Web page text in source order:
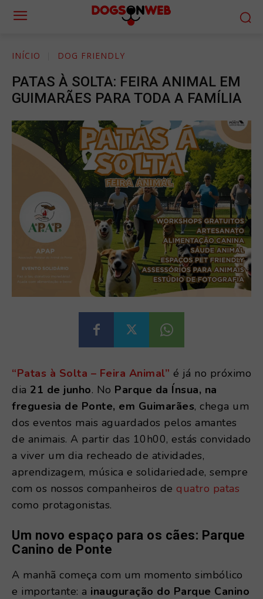
INÍCIO DOG FRIENDLY
PATAS À SOLTA: FEIRA ANIMAL EM
GUIMARÃES PARA TODA A FAMÍLIA
“Patas à Solta – Feira Animal” é já no próximo
dia 21 de junho. No Parque da Ínsua, na
freguesia de Ponte, em Guimarães, chega um
dos eventos mais aguardados pelos amantes
de animais. A partir das 10h00, estás convidado
a viver um dia recheado de atividades,
aprendizagem, música e solidariedade, sempre
com os nossos companheiros de quatro patas
como protagonistas.
Um novo espaço para os cães: Parque
Canino de Ponte
A manhã começa com um momento simbólico
e importante: a inauguração do Parque Canino